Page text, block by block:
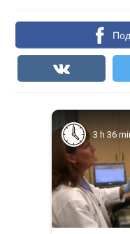
3 h 36